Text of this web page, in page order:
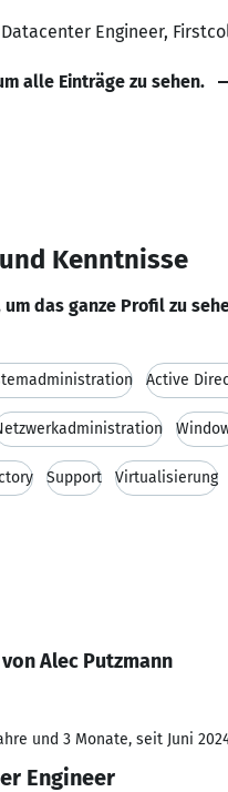
Engineer,
alle Einträge zu sehen.
Kenntnisse
das ganze Profil zu
Active
Support Virtualisierung
Alec Putzmann
und 3 Monate, seit Juni
Engineer